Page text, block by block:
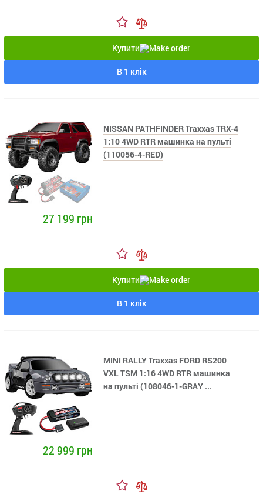
Купити
В 1 клік
NISSAN PATHFINDER Traxxas TRX-4
1:10 4WD RTR машинка на пульті
(110056-4-RED)
27 199 грн
Купити
В 1 клік
MINI RALLY Traxxas FORD RS200
VXL TSM 1:16 4WD RTR машинка
на пульті (108046-1-GRAY ...
22 999 грн